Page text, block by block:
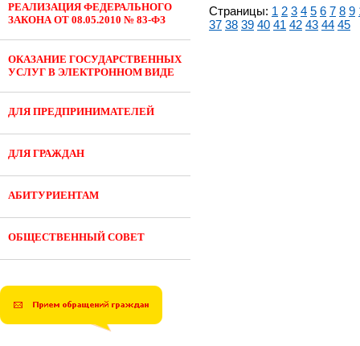
РЕАЛИЗАЦИЯ ФЕДЕРАЛЬНОГО
ЗАКОНА ОТ 08.05.2010 № 83-ФЗ
ОКАЗАНИЕ ГОСУДАРСТВЕННЫХ
УСЛУГ В ЭЛЕКТРОННОМ ВИДЕ
ДЛЯ ПРЕДПРИНИМАТЕЛЕЙ
ДЛЯ ГРАЖДАН
АБИТУРИЕНТАМ
ОБЩЕСТВЕННЫЙ СОВЕТ
Страницы: 1 2 3 4 5 6 7 8 9
37 38 39 40 41 42 43 44 45